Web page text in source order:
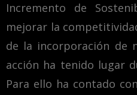
Incremento de
mejorar la
de la incorporación de
acción ha tenido lugar
Para ello ha contado